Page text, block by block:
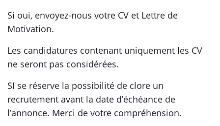
Si oui, envoyez-nous votre CV et Lettre de
Motivation.
Les candidatures contenant uniquement les CV
ne seront pas considérées.
SI se réserve la possibilité de clore un
recrutement avant la date d’échéance de
l’annonce. Merci de votre compréhension.